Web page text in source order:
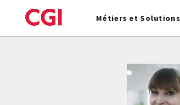
to
Métiers et Solutions